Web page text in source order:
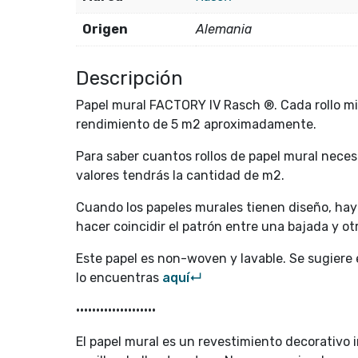
Origen Alemania
Descripción
Papel mural FACTORY IV Rasch ®. Cada rollo
rendimiento de 5 m2 aproximadamente.
Para saber cuantos rollos de papel mural
valores tendrás la cantidad de m2.
Cuando los papeles murales tienen diseño,
hacer coincidir el patrón entre una bajada y
Este papel es non-woven y lavable. Se
lo encuentras aquí↵
••••••••••••••••••••
El papel mural es un revestimiento